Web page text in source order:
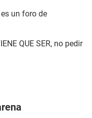
un foro de
QUE SER, no pedir